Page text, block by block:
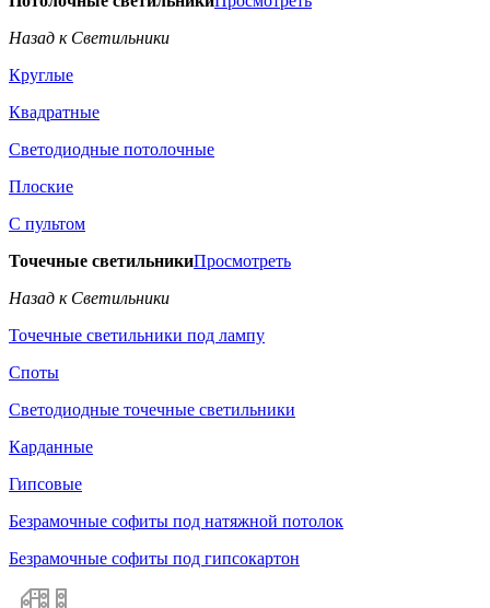
Назад к Светильники
Круглые
Квадратные
Светодиодные потолочные
Плоские
С пультом
Точечные светильникиПросмотреть
Назад к Светильники
Точечные светильники под лампу
Споты
Светодиодные точечные светильники
Карданные
Гипсовые
Безрамочные софиты под натяжной потолок
Безрамочные софиты под гипсокартон